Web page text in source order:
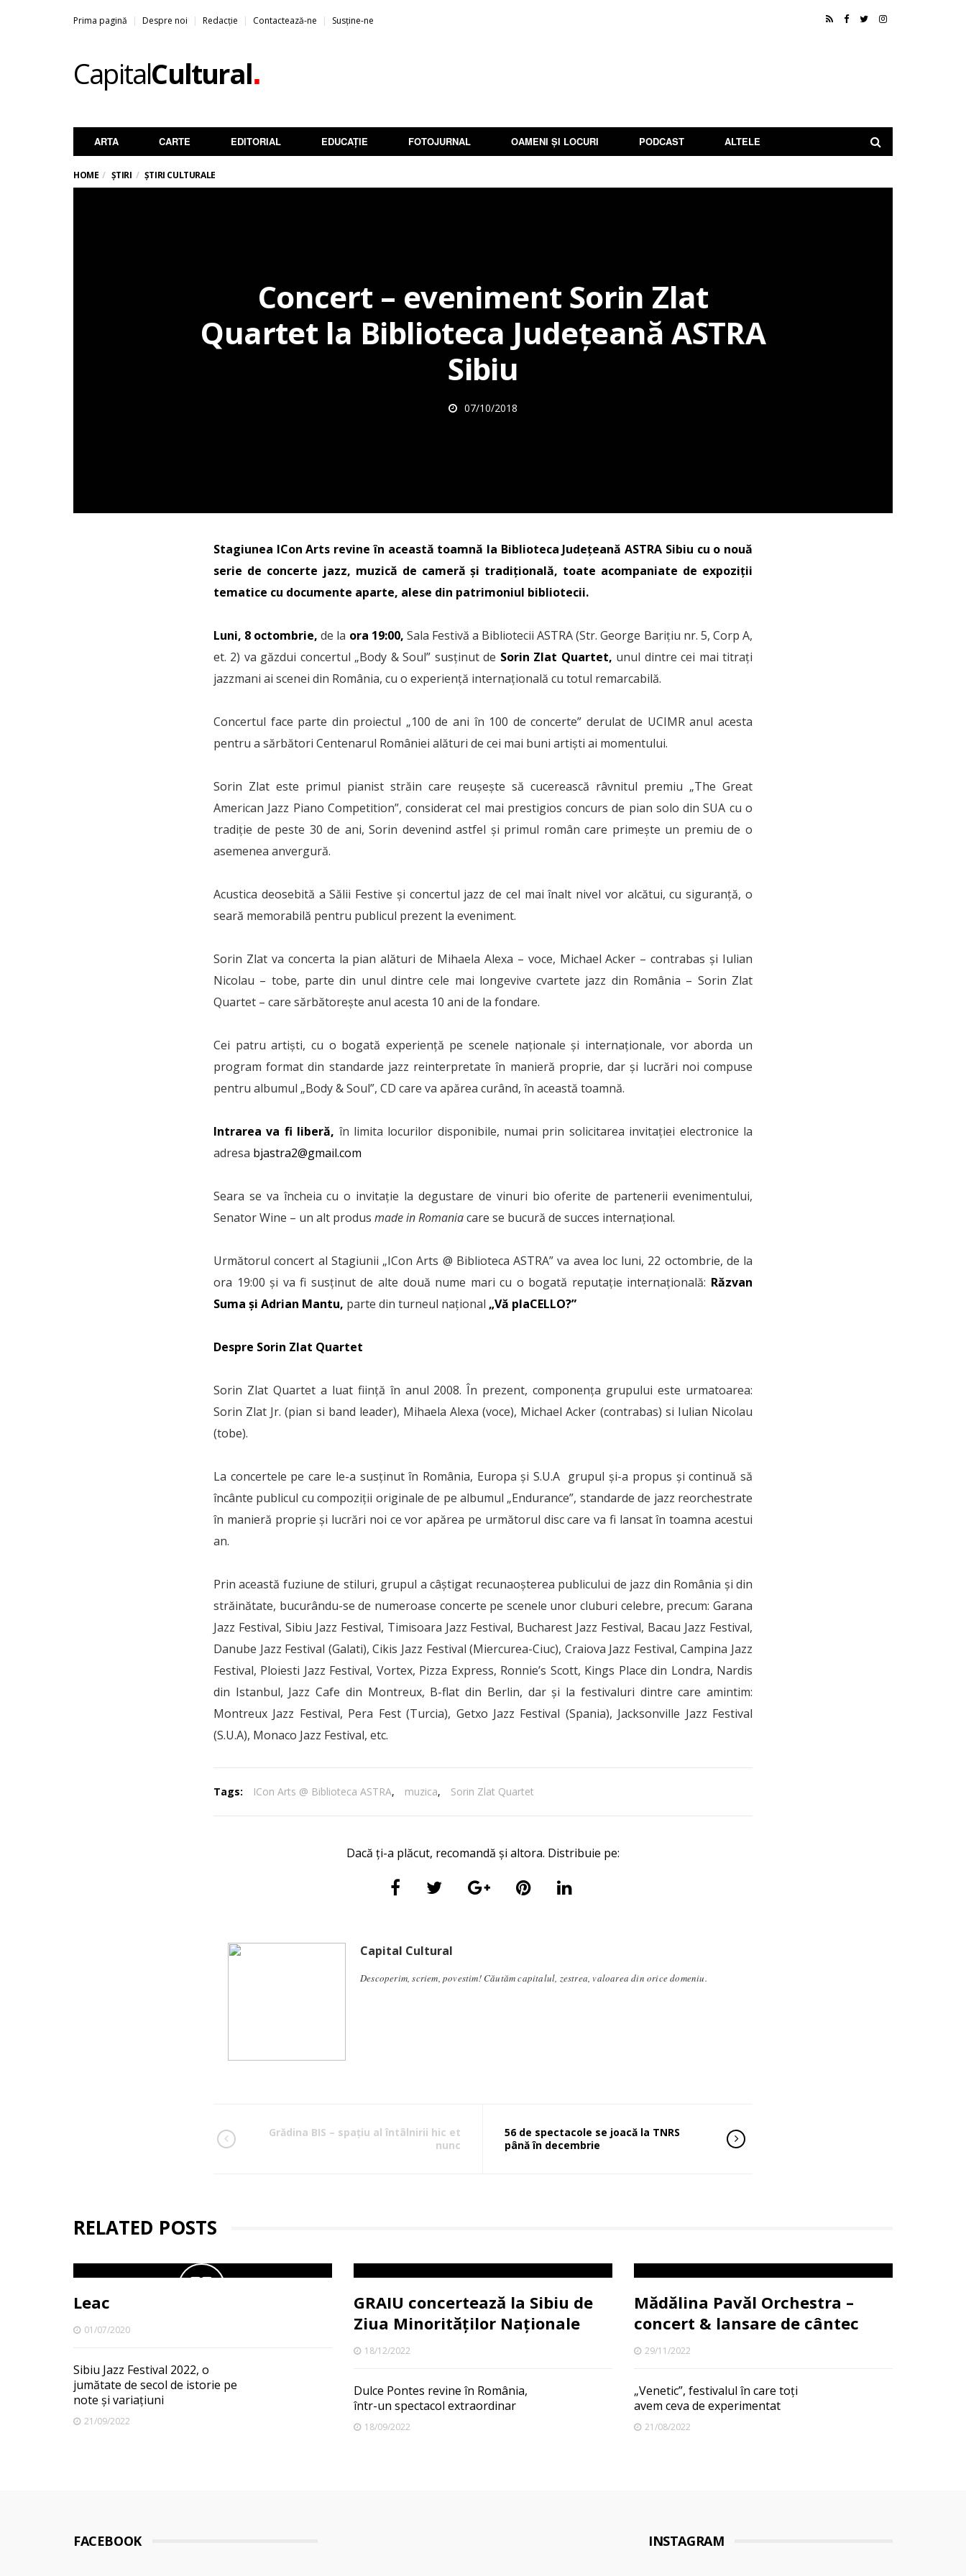
Prima pagină Despre noi Redacție Contactează-ne Susține-ne
CapitalCultural.
ARTA CARTE EDITORIAL EDUCAȚIE FOTOJURNAL OAMENI ȘI LOCURI PODCAST ALTELE
HOME ȘTIRI ȘTIRI CULTURALE
Concert – eveniment Sorin Zlat
Quartet la Biblioteca Județeană ASTRA
Sibiu
07/10/2018
Stagiunea ICon Arts revine în această toamnă la Biblioteca Județeană ASTRA Sibiu cu o nouă
serie de concerte jazz, muzică de cameră și tradițională, toate acompaniate de expoziții
tematice cu documente aparte, alese din patrimoniul bibliotecii.
Luni, 8 octombrie, de la ora 19:00, Sala Festivă a Bibliotecii ASTRA (Str. George Barițiu nr. 5, Corp A,
et. 2) va găzdui concertul „Body & Soul” susținut de Sorin Zlat Quartet, unul dintre cei mai titrați
jazzmani ai scenei din România, cu o experiență internațională cu totul remarcabilă.
Concertul face parte din proiectul „100 de ani în 100 de concerte” derulat de UCIMR anul acesta
pentru a sărbători Centenarul României alături de cei mai buni artiști ai momentului.
Sorin Zlat este primul pianist străin care reușește să cucerească râvnitul premiu „The Great
American Jazz Piano Competition”, considerat cel mai prestigios concurs de pian solo din SUA cu o
tradiție de peste 30 de ani, Sorin devenind astfel și primul român care primește un premiu de o
asemenea anvergură.
Acustica deosebită a Sălii Festive și concertul jazz de cel mai înalt nivel vor alcătui, cu siguranță, o
seară memorabilă pentru publicul prezent la eveniment.
Sorin Zlat va concerta la pian alături de Mihaela Alexa – voce, Michael Acker – contrabas și Iulian
Nicolau – tobe, parte din unul dintre cele mai longevive cvartete jazz din România – Sorin Zlat
Quartet – care sărbătorește anul acesta 10 ani de la fondare.
Cei patru artiști, cu o bogată experiență pe scenele naționale și internaționale, vor aborda un
program format din standarde jazz reinterpretate în manieră proprie, dar și lucrări noi compuse
pentru albumul „Body & Soul”, CD care va apărea curând, în această toamnă.
Intrarea va fi liberă, în limita locurilor disponibile, numai prin solicitarea invitației electronice la
adresa bjastra2@gmail.com
Seara se va încheia cu o invitație la degustare de vinuri bio oferite de partenerii evenimentului,
Senator Wine – un alt produs made in Romaniacare se bucură de succes internațional.
Următorul concert al Stagiunii „ICon Arts @ Biblioteca ASTRA” va avea loc luni, 22 octombrie, de la
ora 19:00 și va fi susținut de alte două nume mari cu o bogată reputație internațională: Răzvan
Suma și Adrian Mantu, parte din turneul național „Vă plaCELLO?”
Despre Sorin Zlat Quartet
Sorin Zlat Quartet a luat ființă în anul 2008. În prezent, componența grupului este urmatoarea:
Sorin Zlat Jr. (pian si band leader), Mihaela Alexa (voce), Michael Acker (contrabas) si Iulian Nicolau
(tobe).
La concertele pe care le-a susținut în România, Europa și S.U.A grupul și-a propus și continuă să
încânte publicul cu compoziții originale de pe albumul „Endurance”, standarde de jazz reorchestrate
în manieră proprie și lucrări noi ce vor apărea pe următorul disc care va fi lansat în toamna acestui
an.
Prin această fuziune de stiluri, grupul a câștigat recunaoșterea publicului de jazz din România și din
străinătate, bucurându-se de numeroase concerte pe scenele unor cluburi celebre, precum: Garana
Jazz Festival, Sibiu Jazz Festival, Timisoara Jazz Festival, Bucharest Jazz Festival, Bacau Jazz Festival,
Danube Jazz Festival (Galati), Cikis Jazz Festival (Miercurea-Ciuc), Craiova Jazz Festival, Campina Jazz
Festival, Ploiesti Jazz Festival, Vortex, Pizza Express, Ronnie’s Scott, Kings Place din Londra, Nardis
din Istanbul, Jazz Cafe din Montreux, B-flat din Berlin, dar și la festivaluri dintre care amintim:
Montreux Jazz Festival, Pera Fest (Turcia), Getxo Jazz Festival (Spania), Jacksonville Jazz Festival
(S.U.A), Monaco Jazz Festival, etc.
Tags: ICon Arts @ Biblioteca ASTRA, muzica, Sorin Zlat Quartet
Dacă ți-a plăcut, recomandă și altora. Distribuie pe:
Capital Cultural
Descoperim, scriem, povestim! Căutăm capitalul, zestrea, valoarea din orice domeniu.
Grădina BIS – spațiu al întâlnirii hic et
nunc
56 de spectacole se joacă la TNRS
până în decembrie
RELATED POSTS
Leac
01/07/2020
Sibiu Jazz Festival 2022, o
jumătate de secol de istorie pe
note și variațiuni
21/09/2022
GRAIU concertează la Sibiu de
Ziua Minorităților Naționale
18/12/2022
Dulce Pontes revine în România,
într-un spectacol extraordinar
18/09/2022
Mădălina Pavăl Orchestra –
concert & lansare de cântec
29/11/2022
„Venetic”, festivalul în care toți
avem ceva de experimentat
21/08/2022
FACEBOOK INSTAGRAM